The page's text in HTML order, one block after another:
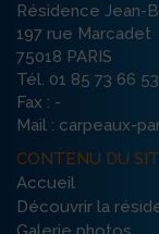
Résidence Jean-
197 rue Marcadet
75018 PARIS
Tél. 01 85 73 66 53
Fax : -
Mail : carpeaux-
CONTENU DU
Accueil
Découvrir la
Galerie photos